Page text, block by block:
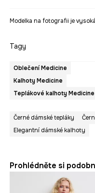
Modelka na fotografii je
Tagy
Oblečení Medicine
Kalhoty Medicine
Teplákové kalhoty Medicine
Černé dámské tepláky
Elegantní dámské kalhoty
Prohlédněte si